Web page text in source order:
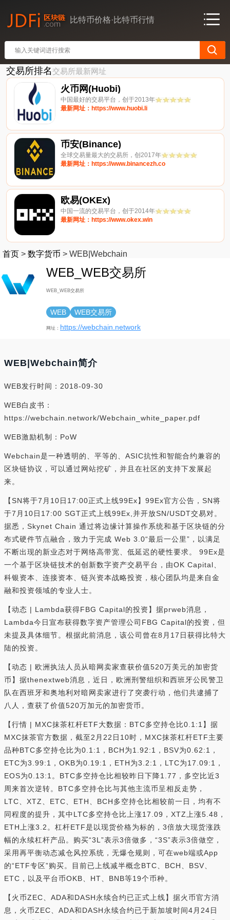
比特币价格·比特币行情
交易所排名交易所最新网址
火币网(Huobi)
中国最好的交易平台，创于2013年
最新网址：https://www.huobi.li
币安(Binance)
全球交易量最大的交易所，创2017年
最新网址：https://www.binancezh.co
欧易(OKEx)
中国一流的交易平台，创于2014年
最新网址：https://www.okex.win
首页 > 数字货币 > WEB|Webchain
WEB_WEB交易所
WEB_WEB交易所
WEB WEB交易所
网址： https://webchain.network
WEB|Webchain简介
WEB发行时间：2018-09-30
WEB白皮书：
https://webchain.network/Webchain_white_paper.pdf
WEB激励机制：PoW
Webchain是一种透明的、平等的、ASIC抗性和智能合约兼容的
区块链协议，可以通过网站挖矿，并且在社区的支持下发展起
来。
【SN将于7月10日17:00正式上线99Ex】99Ex官方公告，SN将
于7月10日17:00 SGT正式上线99Ex,并开放SN/USDT交易对。
据悉，Skynet Chain 通过将边缘计算操作系统和基于区块链的分
布式硬件节点融合，致力于完成 Web 3.0“最后一公里”，以满足
不断出现的新业态对于网络高带宽、低延迟的硬性要求。 99Ex是
一个基于区块链技术的创新数字资产交易平台，由OK Capital、
科银资本、连接资本、链兴资本战略投资，核心团队均是来自金
融和投资领域的专业人士。
【动态 | Lambda获得FBG Capital的投资】据prweb消息，
Lambda今日宣布获得数字资产管理公司FBG Capital的投资，但
未提及具体细节。根据此前消息，该公司曾在8月17日获得比特大
陆的投资。
【动态 | 欧洲执法人员从暗网卖家查获价值520万美元的加密货
币】据thenextweb消息，近日，欧洲刑警组织和西班牙公民警卫
队在西班牙和奥地利对暗网卖家进行了突袭行动，他们共逮捕了
八人，查获了价值520万加元的加密货币。
【行情 | MXC抹茶杠杆ETF大数据：BTC多空持仓比0.1:1】据
MXC抹茶官方数据，截至2月22日10时，MXC抹茶杠杆ETF主要
品种BTC多空持仓比为0.1:1，BCH为1.92:1，BSV为0.62:1，
ETC为3.99:1，OKB为0.19:1，ETH为3.2:1，LTC为17.09:1，
EOS为0.13:1。BTC多空持仓比相较昨日下降1.77，多空比近3
周来首次逆转。BTC多空持仓比与其他主流币呈相反走势，
LTC、XTZ、ETC、ETH、BCH多空持仓比相较前一日，均有不
同程度的提升，其中LTC多空持仓比上涨17.09，XTZ上涨5.48，
ETH上涨3.2。杠杆ETF是以现货价格为标的，3倍放大现货涨跌
幅的永续杠杆产品。购买“3L”表示3倍做多，“3S”表示3倍做空，
采用再平衡动态减仓风控系统，无爆仓规则，可在web端或App
的“ETF专区”购买。目前已上线减半概念BTC、BCH、BSV、
ETC，以及平台币OKB、HT、BNB等19个币种。
【火币ZEC、ADA和DASH永续合约已正式上线】据火币官方消
息，火币ZEC、ADA和DASH永续合约已于新加坡时间4月24日